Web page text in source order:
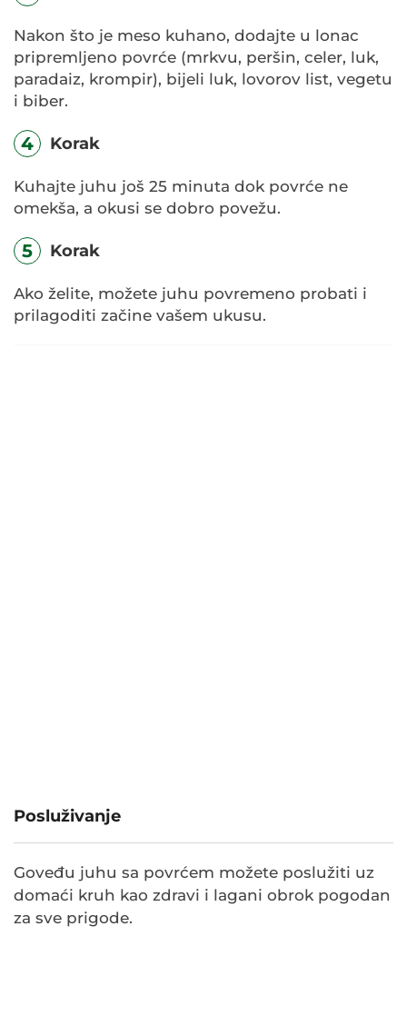
Nakon što je meso kuhano, dodajte u lonac
pripremljeno povrće (mrkvu, peršin, celer, luk,
paradaiz, krompir), bijeli luk, lovorov list, vegetu
i biber.
4 Korak
Kuhajte juhu još 25 minuta dok povrće ne
omekša, a okusi se dobro povežu.
5 Korak
Ako želite, možete juhu povremeno probati i
prilagoditi začine vašem ukusu.
Posluživanje
Goveđu juhu sa povrćem možete poslužiti uz
domaći kruh kao zdravi i lagani obrok pogodan
za sve prigode.